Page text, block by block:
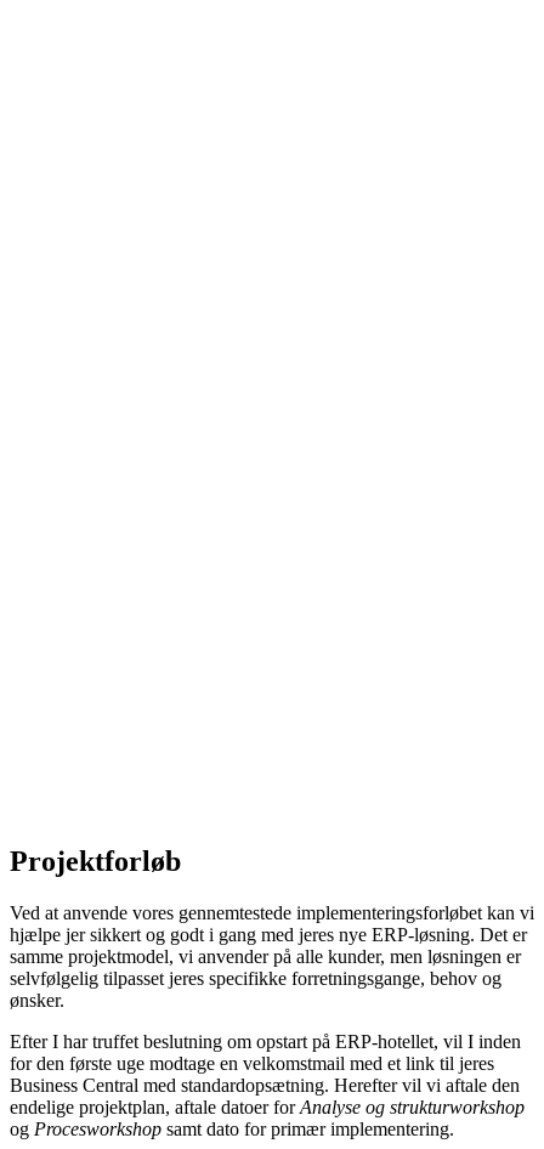
Projektforløb
Ved at anvende vores gennemtestede implementeringsforløbet kan vi
hjælpe jer sikkert og godt i gang med jeres nye ERP-løsning. Det er
samme projektmodel, vi anvender på alle kunder, men løsningen er
selvfølgelig tilpasset jeres specifikke forretningsgange, behov og
ønsker.
Efter I har truffet beslutning om opstart på ERP-hotellet, vil I inden
for den første uge modtage en velkomstmail med et link til jeres
Business Central med standardopsætning. Herefter vil vi aftale den
endelige projektplan, aftale datoer forAnalyse og strukturworkshop
og Procesworkshop samt dato for primær implementering.